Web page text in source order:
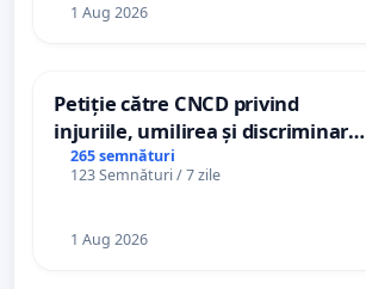
1 Aug 2026
Petiție către CNCD privind
injuriile, umilirea și discriminarea
persoanelor cu dizabilități de
către utilizatorul TikTok „Gorici”
265 semnături
123 Semnături / 7 zile
1 Aug 2026